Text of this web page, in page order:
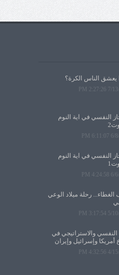
يعشق الناس الكرة؟
7/13/2026
النفسي في آية النوم
6/8/
النفسي في آية النوم
6/6/
رحلة ميلاد الوعي
5/10/2026
النفسي والاستراتيجي في
أمريكا وإسرائيل وإيران
4/15/2026